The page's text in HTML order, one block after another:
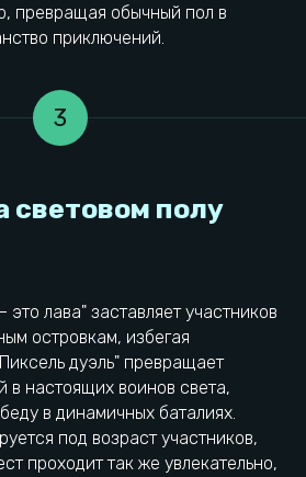
превращая обычный пол в
приключений.
3
лава" заставляет участников
островкам, избегая
дуэль" превращает
в настоящих воинов света,
в динамичных баталиях.
под возраст участников,
проходит так же увлекательно,